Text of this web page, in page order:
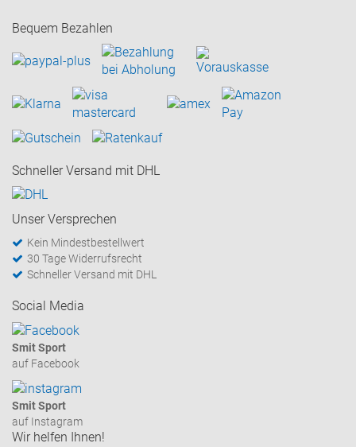
Bequem Bezahlen
Schneller Versand mit DHL
Unser Versprechen
Kein Mindestbestellwert
30 Tage Widerrufsrecht
Schneller Versand mit DHL
Social Media
Smit Sport
auf Facebook
Smit Sport
auf Instagram
Wir helfen Ihnen!